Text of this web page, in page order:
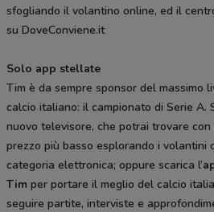
sfogliando il volantino online, ed il
su DoveConviene.it
Solo app stellate
Tim è da sempre sponsor del massimo
calcio italiano: il campionato di Serie A.
nuovo televisore, che potrai trovare con
prezzo più basso esplorando i volantini
categoria elettronica; oppure scarica l’
Tim per portare il meglio del calcio
seguire partite, interviste e